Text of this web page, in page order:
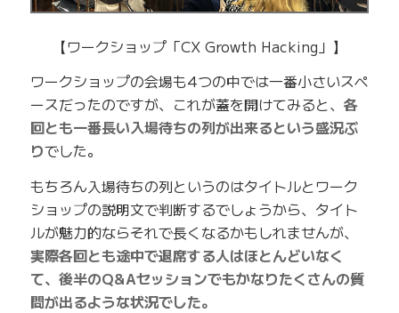
【ワークショップ「CX Growth Hacking」】
ワークショップの会場も4つの中では一番小さいスペ
ースだったのですが、これが蓋を開けてみると、 各
回とも一番長い入場待ちの列が出来るという盛況ぶ
りでした。
もちろん入場待ちの列というのはタイトルとワーク
ショップの説明文で判断するでしょうから、タイト
ルが魅力的ならそれで長くなるかもしれませんが、
実際各回とも途中で退席する人はほとんどいなく
て、後半のQ&Aセッションでもかなりたくさんの質
問が出るような状況でした。